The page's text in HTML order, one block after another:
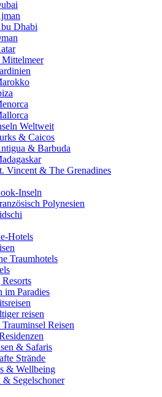
Dhabi
Weltweit
& Caicos
& Barbuda
Vincent & The Grenadines
Inseln
Polynesien
Hotels
Traumhotels
im Paradies
reisen
Reisen
& Safaris
Strände
& Wellbeing
& Segelschoner